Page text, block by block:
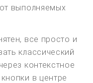
выполняемых
все просто и
классический
контекстное
в центре